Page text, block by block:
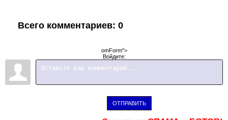
Всего комментариев: 0
omForm">
Войдите:
ОТПРАВИТЬ